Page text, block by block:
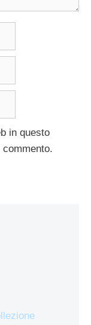
in questo